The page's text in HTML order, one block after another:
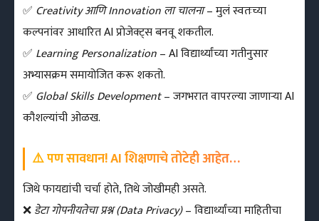
✅ Creativity आणि Innovation ला चालना– मुलं स्वतःच्या
कल्पनांवर आधारित AI प्रोजेक्ट्स बनवू शकतील.
✅ Learning Personalization– AI विद्यार्थ्यांच्या गतीनुसार
अभ्यासक्रम समायोजित करू शकतो.
✅ Global Skills Development– जगभरात वापरल्या जाणाऱ्या AI
कौशल्यांची ओळख.
⚠️ पण सावधान! AI शिक्षणाचे तोटेही आहेत…
जिथे फायद्यांची चर्चा होते, तिथे जोखीमही असते.
❌डेटा गोपनीयतेचा प्रश्न (Data Privacy)– विद्यार्थ्यांच्या माहितीचा